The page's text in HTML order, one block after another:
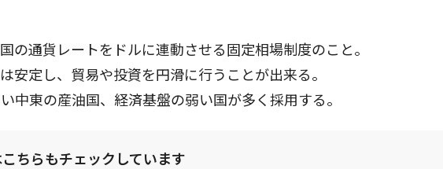
の通貨レートをドルに連動させる固定相場制度のこと。
安定し、貿易や投資を円滑に行うことが出来る。
中東の産油国、経済基盤の弱い国が多く採用する。
ちらもチェックしています